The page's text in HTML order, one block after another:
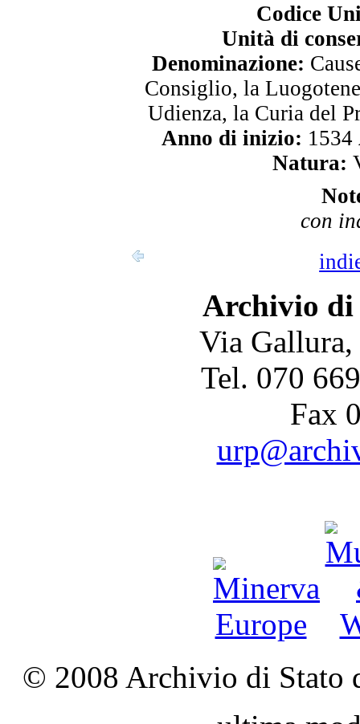
Codice
Unità di
Denominazione:
Consiglio, la
Udienza, la Curia del
Anno di inizio: 1534
Natura:
con
Archivio
Via
Tel. 070
Fax
© 2008 Archivio di Stato